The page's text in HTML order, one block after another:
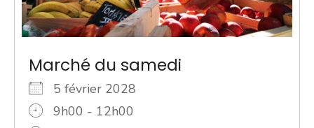
Marché du samedi
5 février 2028
9h00 - 12h00